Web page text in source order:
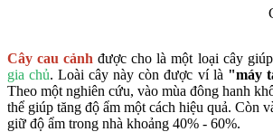
Cây cau cảnh được cho là một loại cây
gia chủ. Loài cây này còn được ví là "máy
Theo một nghiên cứu, vào mùa đông hanh
thể giúp tăng độ ẩm một cách hiệu quả. Còn
giữ độ ẩm trong nhà khoảng 40% - 60%.